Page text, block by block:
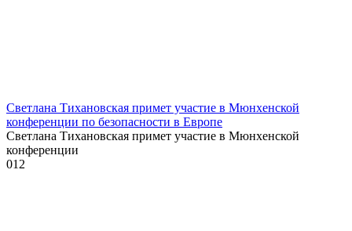
Светлана Тихановская примет участие в Мюнхенской
конференции по безопасности в Европе
Светлана Тихановская примет участие в Мюнхенской
конференции
012